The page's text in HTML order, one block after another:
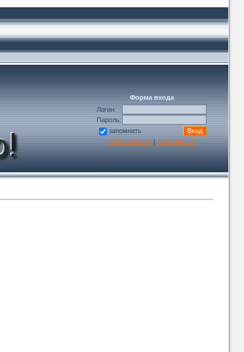
Форма входа
Логин:
Пароль:
запомнить
Забыл пароль|Регистрация